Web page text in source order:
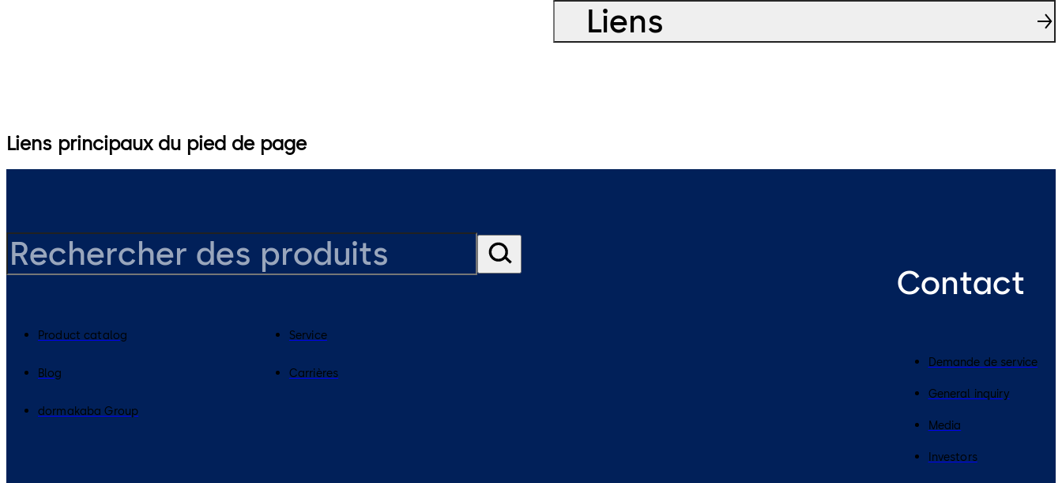
Liens
Liens principaux du pied de page
Product catalog Service
Blog Carrières
dormakaba Group
Contact
Demande de service
General inquiry
Media
Investors